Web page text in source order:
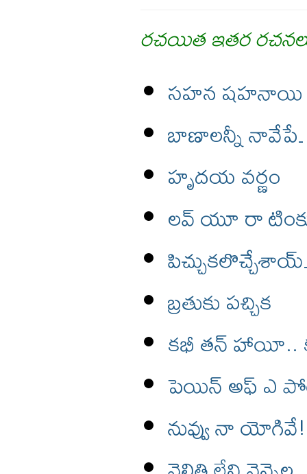
రచయిత ఇతర
సహన షహనాయి
బాణాలన్నీ
హృదయ వర్ణం
లవ్ యూ రా
బ్రతుకు పచ్చిక
కభీ తన్
పెయిన్ అఫ్ ఎ
నువ్వు నా యోగివే!